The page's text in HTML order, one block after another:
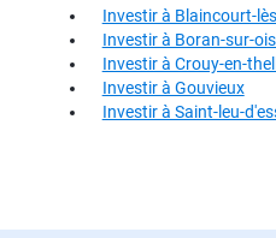
Investir à Blaincourt-
Investir à Boran-sur-
Investir à Crouy-en-
Investir à Gouvieux
Investir à Saint-leu-